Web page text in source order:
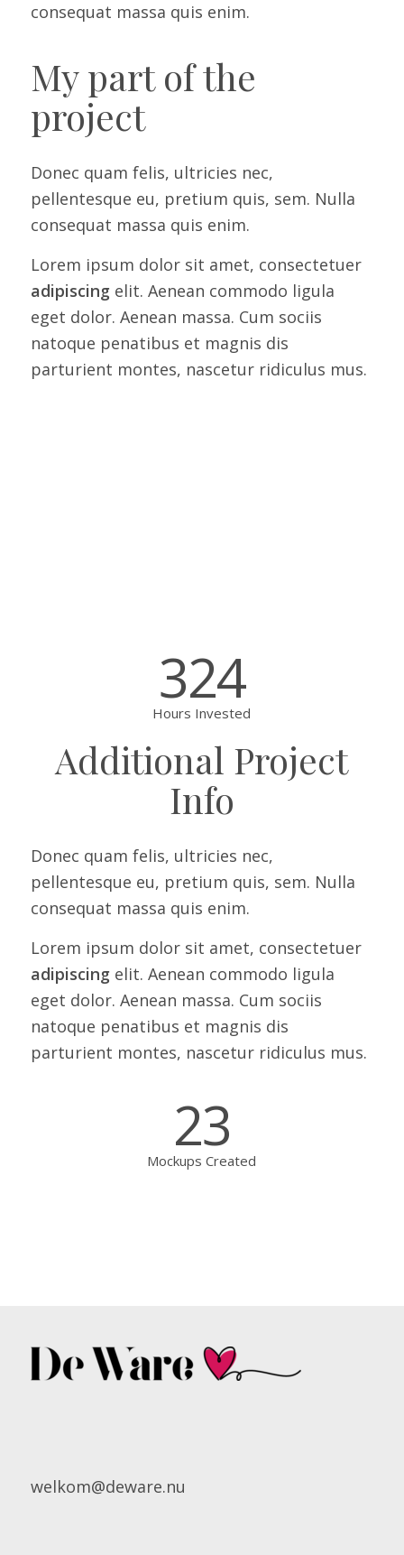
consequat massa quis enim.
My part of the
project
Donec quam felis, ultricies nec,
pellentesque eu, pretium quis, sem. Nulla
consequat massa quis enim.
Lorem ipsum dolor sit amet, consectetuer
adipiscing elit. Aenean commodo ligula
eget dolor. Aenean massa. Cum sociis
natoque penatibus et magnis dis
parturient montes, nascetur ridiculus mus.
324
Hours Invested
Additional Project
Info
Donec quam felis, ultricies nec,
pellentesque eu, pretium quis, sem. Nulla
consequat massa quis enim.
Lorem ipsum dolor sit amet, consectetuer
adipiscing elit. Aenean commodo ligula
eget dolor. Aenean massa. Cum sociis
natoque penatibus et magnis dis
parturient montes, nascetur ridiculus mus.
23
Mockups Created
welkom@deware.nu